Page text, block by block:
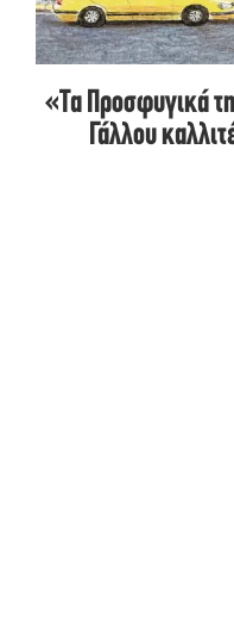
«Τα Προσφυγικά
Γάλλου